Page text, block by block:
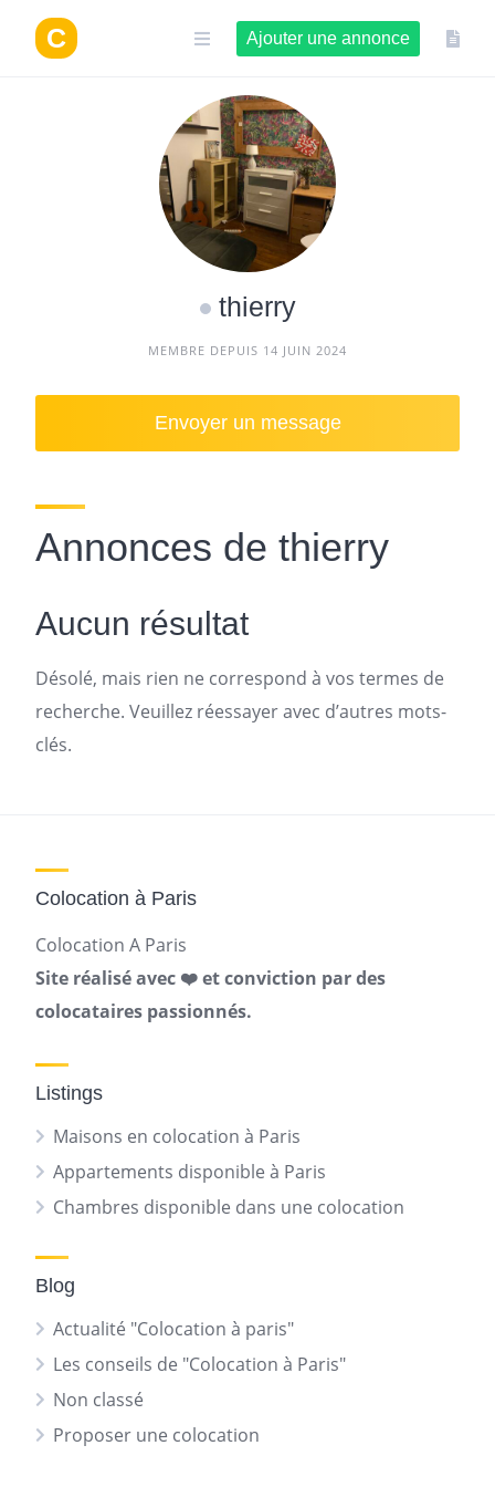
contenu
Ajouter une annonce
thierry
MEMBRE DEPUIS 14 JUIN 2024
Envoyer un message
Annonces de thierry
Aucun résultat
Désolé, mais rien ne correspond à vos termes de
recherche. Veuillez réessayer avec d’autres mots-
clés.
Colocation à Paris
Colocation A Paris
Site réalisé avec ❤️ et conviction par des
colocataires passionnés.
Listings
Maisons en colocation à Paris
Appartements disponible à Paris
Chambres disponible dans une colocation
Blog
Actualité "Colocation à paris"
Les conseils de "Colocation à Paris"
Non classé
Proposer une colocation